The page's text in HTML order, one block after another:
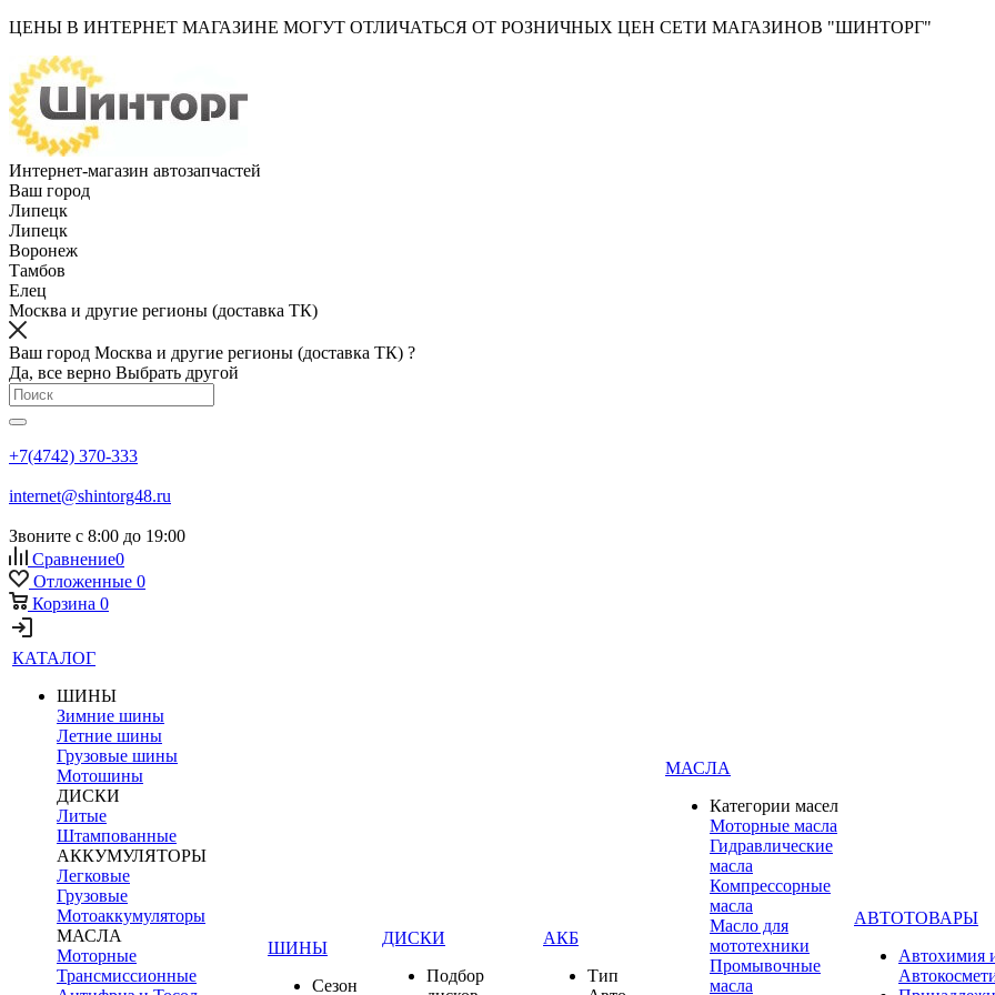
ЦЕНЫ В ИНТЕРНЕТ МАГАЗИНЕ МОГУТ ОТЛИЧАТЬСЯ ОТ РОЗНИЧНЫХ ЦЕН СЕТИ МАГАЗИНОВ "ШИНТОРГ"
Интернет-магазин автозапчастей
Ваш город
Липецк
Липецк
Воронеж
Тамбов
Елец
Москва и другие регионы (доставка ТК)
Ваш город Москва и другие регионы (доставка ТК) ?
Да, все верно Выбрать другой
+7(4742) 370-333
internet@shintorg48.ru
Звоните с 8:00 до 19:00
Сравнение0
Отложенные 0
Корзина 0
КАТАЛОГ
ШИНЫ
Зимние шины
Летние шины
Грузовые шины
Мотошины
ДИСКИ
Литые
Штампованные
АККУМУЛЯТОРЫ
Легковые
Грузовые
Мотоаккумуляторы
МАСЛА
Моторные
Трансмиссионные
ШИНЫ
Сезон
ДИСКИ
Подбор
АКБ
Тип
МАСЛА
Категории масел
Моторные масла
Гидравлические
масла
Компрессорные
масла
Масло для
мототехники
Промывочные
масла
АВТОТОВАРЫ
Автохимия